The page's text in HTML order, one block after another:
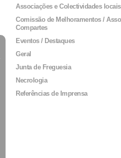
Associações e Colectividades locais
Comissão de Melhoramentos /
Compartes
Eventos / Destaques
Geral
Junta de Freguesia
Necrologia
Referências de Imprensa